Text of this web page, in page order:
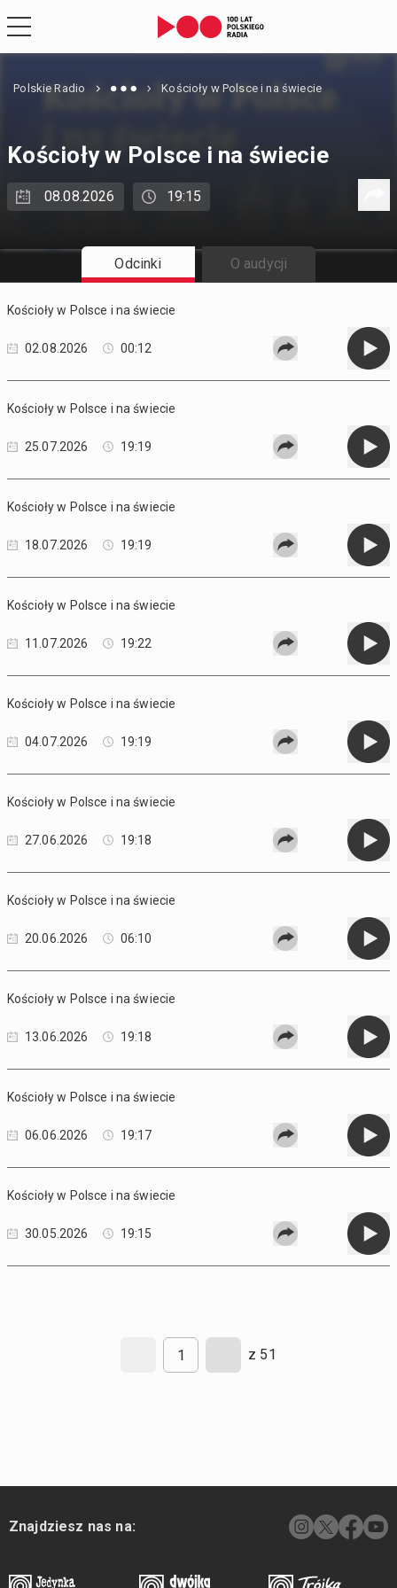
Polskie Radio Kościoły w Polsce i na świecie
Kościoły w Polsce i na świecie
08.08.2026 19:15
Odcinki O audycji
Kościoły w Polsce i na świecie
02.08.2026 00:12
Kościoły w Polsce i na świecie
25.07.2026 19:19
Kościoły w Polsce i na świecie
18.07.2026 19:19
Kościoły w Polsce i na świecie
11.07.2026 19:22
Kościoły w Polsce i na świecie
04.07.2026 19:19
Kościoły w Polsce i na świecie
27.06.2026 19:18
Kościoły w Polsce i na świecie
20.06.2026 06:10
Kościoły w Polsce i na świecie
13.06.2026 19:18
Kościoły w Polsce i na świecie
06.06.2026 19:17
Kościoły w Polsce i na świecie
30.05.2026 19:15
z 51
Znajdziesz nas na: